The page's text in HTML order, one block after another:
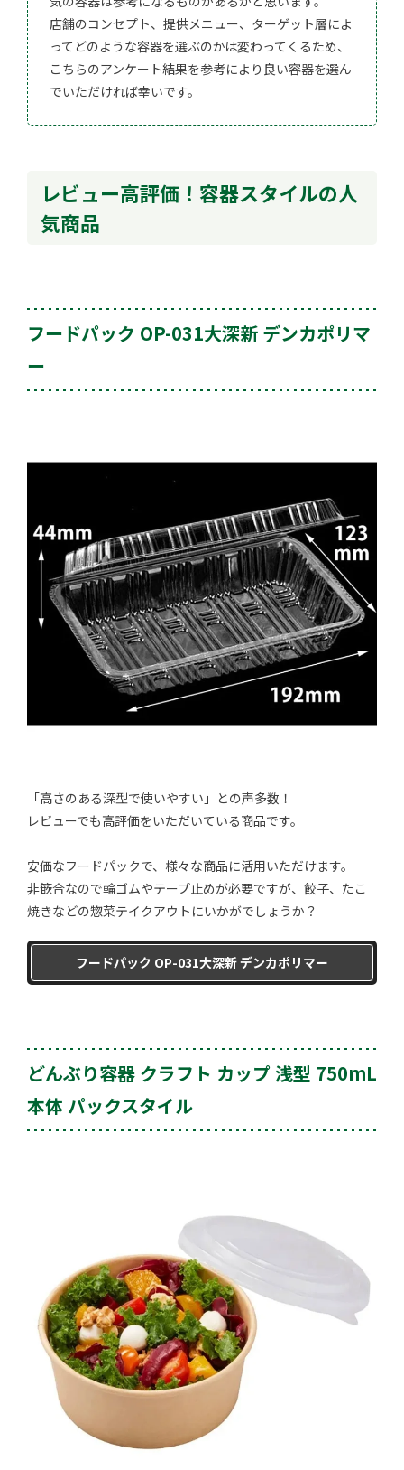
店舗のコンセプト、提供メニュー、ターゲット層によ
ってどのような容器を選ぶのかは変わってくるため、
こちらのアンケート結果を参考により良い容器を選ん
でいただければ幸いです。
レビュー高評価！容器スタイルの人
気商品
フードパック OP-031大深新 デンカポリマ
ー
「高さのある深型で使いやすい」との声多数！
レビューでも高評価をいただいている商品です。
安価なフードパックで、様々な商品に活用いただけます。
非篏合なので輪ゴムやテープ止めが必要ですが、餃子、たこ
焼きなどの惣菜テイクアウトにいかがでしょうか？
フードパック OP-031大深新 デンカポリマー
どんぶり容器 クラフト カップ 浅型 750mL
本体 パックスタイル